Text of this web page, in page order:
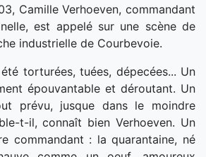
Camille Verhoeven, commandant
est appelé sur une scène de
industrielle de Courbevoie.
torturées, tuées, dépecées... Un
épouvantable et déroutant. Un
prévu, jusque dans le moindre
t-il, connaît bien Verhoeven. Un
commandant : la quarantaine, né